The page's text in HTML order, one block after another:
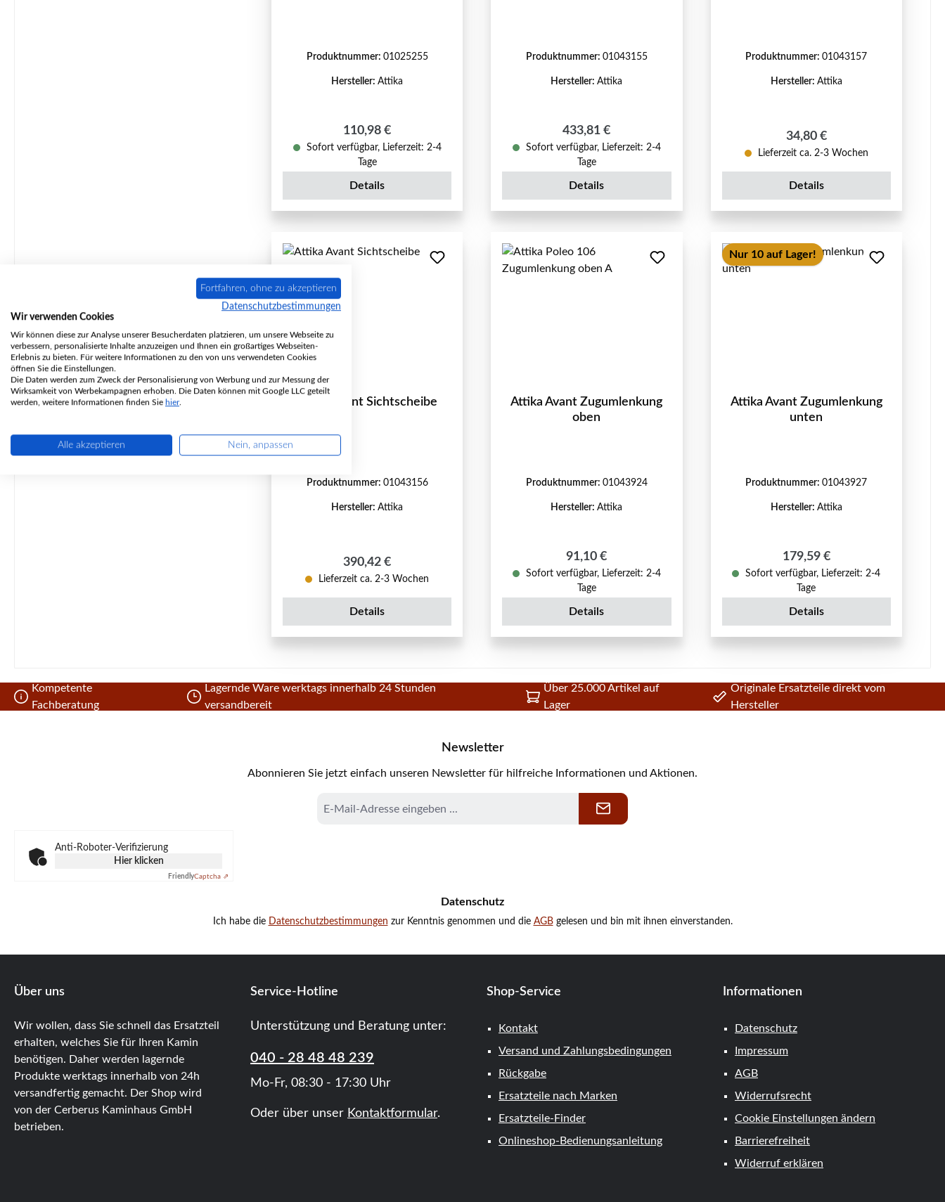
Produktnummer: 01025255
Hersteller:Attika
Regulärer Preis:
110,98 €
Sofort verfügbar, Lieferzeit: 2-4
Tage
Details
Produktnummer: 01043155
Hersteller:Attika
Regulärer Preis:
433,81 €
Sofort verfügbar, Lieferzeit: 2-4
Tage
Details
Produktnummer:01043157
Hersteller: Attika
Regulärer Preis:
34,80 €
Lieferzeit ca. 2-3 Wochen
Details
Attika Avant Sichtscheibe
Produktnummer: 01043156
Hersteller:Attika
Regulärer Preis:
390,42 €
Lieferzeit ca. 2-3 Wochen
Details
Attika Avant Zugumlenkung
oben
Produktnummer: 01043924
Hersteller:Attika
Regulärer Preis:
91,10 €
Sofort verfügbar, Lieferzeit: 2-4
Tage
Details
Nur 10 auf Lager!
Attika Avant Zugumlenkung
unten
Produktnummer:01043927
Hersteller: Attika
Regulärer Preis:
179,59 €
Sofort verfügbar, Lieferzeit: 2-4
Tage
Details
Kompetente
Fachberatung
Lagernde Ware werktags innerhalb 24 Stunden
versandbereit
Über 25.000 Artikel auf
Lager
Originale Ersatzteile direkt vom
Hersteller
Newsletter
Abonnieren Sie jetzt einfach unseren Newsletter für hilfreiche Informationen und Aktionen.
Mail-
Anti-Roboter-Verifizierung
Hier klicken
FriendlyCaptcha ⇗
Datenschutz
Ich habe die Datenschutzbestimmungen zur Kenntnis genommen und die AGBgelesen und bin mit ihnen einverstanden.
Über uns
Wir wollen, dass Sie schnell das Ersatzteil
erhalten, welches Sie für Ihren Kamin
benötigen. Daher werden lagernde
Produkte werktags innerhalb von 24h
versandfertig gemacht. Der Shop wird
von der Cerberus Kaminhaus GmbH
betrieben.
Service-Hotline
Unterstützung und Beratung unter:
040 - 28 48 48 239
Mo-Fr, 08:30 - 17:30 Uhr
Oder über unser Kontaktformular.
Shop-Service
Kontakt
Versand und Zahlungsbedingungen
Rückgabe
Ersatzteile nach Marken
Ersatzteile-Finder
Onlineshop-Bedienungsanleitung
Informationen
Datenschutz
Impressum
AGB
Widerrufsrecht
Cookie Einstellungen ändern
Barrierefreiheit
Widerruf erklären
Fortfahren, ohne zu akzeptieren
Datenschutzbestimmungen
Wir verwenden Cookies
Wir können diese zur Analyse unserer Besucherdaten platzieren, um unsere Webseite zu
verbessern, personalisierte Inhalte anzuzeigen und Ihnen ein großartiges Webseiten-
Erlebnis zu bieten. Für weitere Informationen zu den von uns verwendeten Cookies
öffnen Sie die Einstellungen.
Die Daten werden zum Zweck der Personalisierung von Werbung und zur Messung der
Wirksamkeit von Werbekampagnen erhoben. Die Daten können mit Google LLC geteilt
werden, weitere Informationen finden Sie hier.
Alle akzeptieren Nein, anpassen